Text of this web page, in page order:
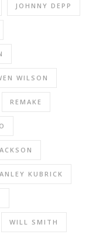
JOHNNY DEPP
WILSON
REMAKE
KUBRICK
WILL SMITH